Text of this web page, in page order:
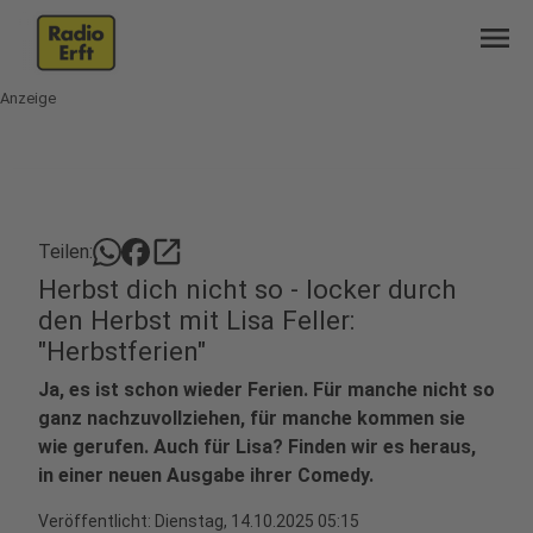
menu
Anzeige
Teilen: open_in_new
Herbst dich nicht so - locker durch
den Herbst mit Lisa Feller:
"Herbstferien"
Ja, es ist schon wieder Ferien. Für manche nicht so
ganz nachzuvollziehen, für manche kommen sie
wie gerufen. Auch für Lisa? Finden wir es heraus,
in einer neuen Ausgabe ihrer Comedy.
Veröffentlicht: Dienstag, 14.10.2025 05:15